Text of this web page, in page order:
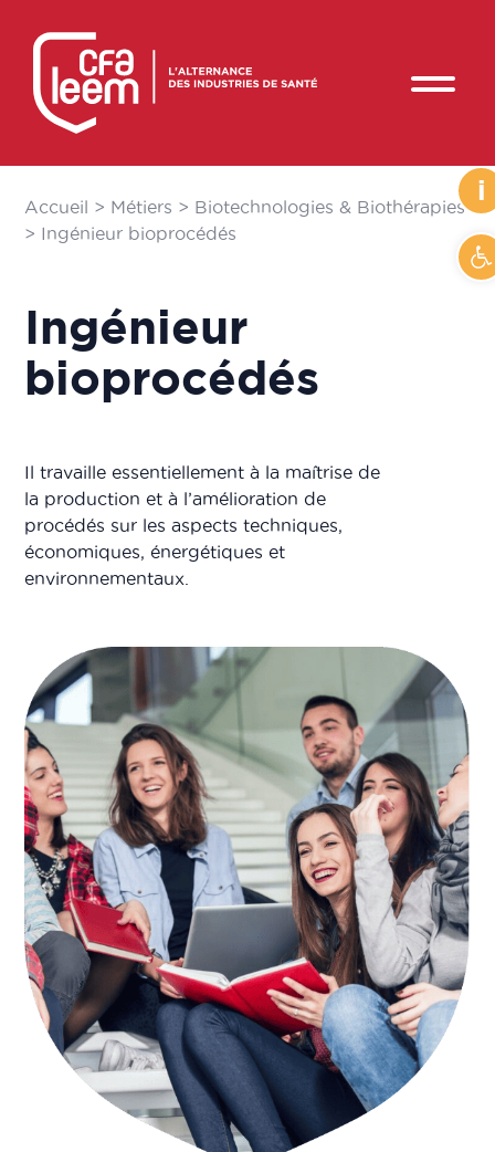
i
Accueil > Métiers > Biotechnologies & Biothérapies
> Ingénieur bioprocédés
Ingénieur
bioprocédés
Il travaille essentiellement à la maîtrise de
la production et à l’amélioration de
procédés sur les aspects techniques,
économiques, énergétiques et
environnementaux.